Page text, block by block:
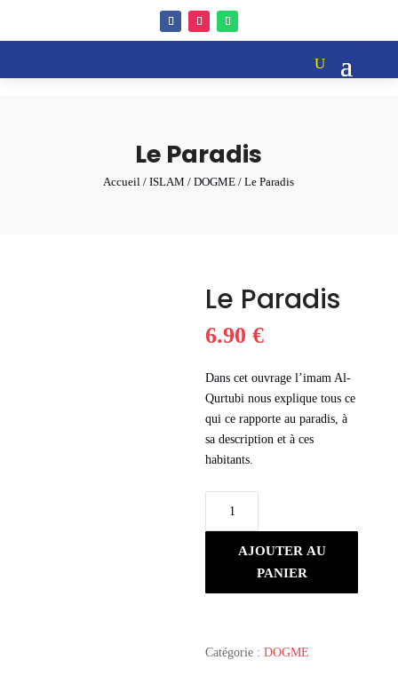
Le Paradis
Accueil /ISLAM /DOGME / Le Paradis
Le Paradis
6.90€
Dans cet ouvrage l’imam Al-
Qurtubi nous explique tous ce
qui ce rapporte au paradis, à
sa description et à ces
habitants.
AJOUTER AU
PANIER
Catégorie :DOGME